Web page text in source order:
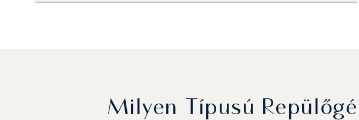
Milyen Típusú